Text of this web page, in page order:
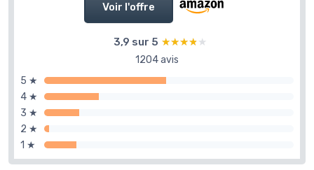
Voir l'offre
3,9 sur 5 ★★★★★
★★★★★
1204 avis
5 ★
4 ★
3 ★
2 ★
1 ★